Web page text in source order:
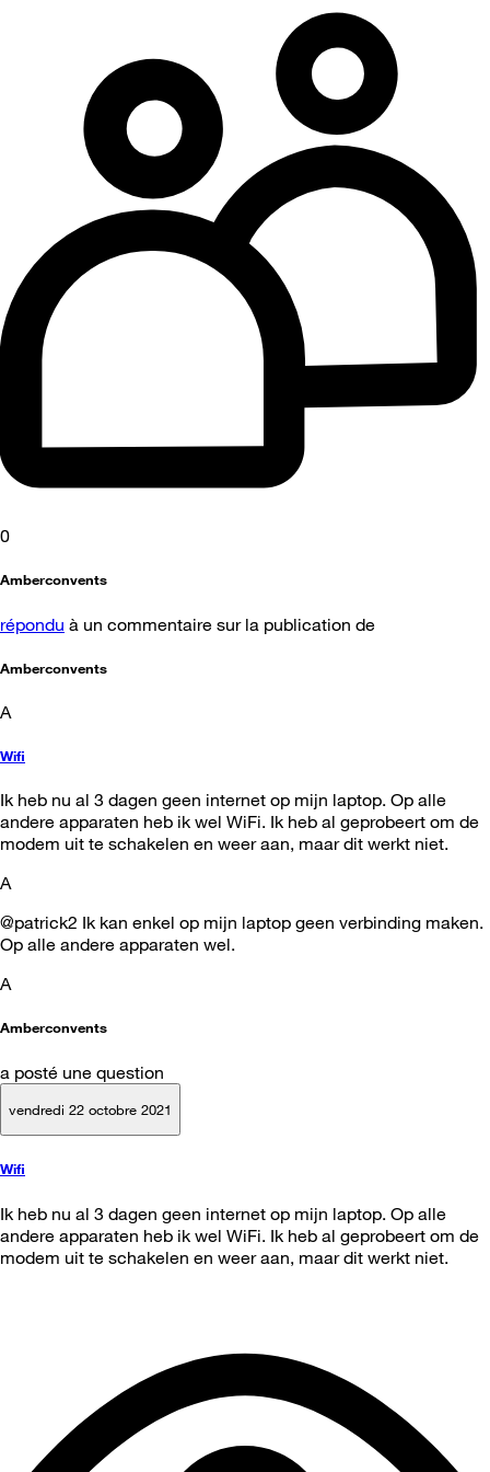
0
Amberconvents
répondu à un commentaire sur la publication de
Amberconvents
A
Wifi
Ik heb nu al 3 dagen geen internet op mijn laptop. Op alle
andere apparaten heb ik wel WiFi. Ik heb al geprobeert om de
modem uit te schakelen en weer aan, maar dit werkt niet.
A
@patrick2 Ik kan enkel op mijn laptop geen verbinding maken.
Op alle andere apparaten wel.
A
Amberconvents
a posté une question
vendredi 22 octobre 2021
Wifi
Ik heb nu al 3 dagen geen internet op mijn laptop. Op alle
andere apparaten heb ik wel WiFi. Ik heb al geprobeert om de
modem uit te schakelen en weer aan, maar dit werkt niet.